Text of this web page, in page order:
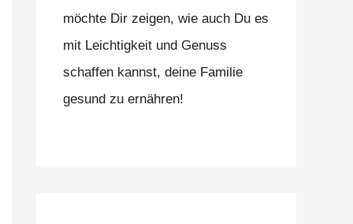
möchte Dir zeigen, wie auch Du es
mit Leichtigkeit und Genuss
schaffen kannst, deine Familie
gesund zu ernähren!